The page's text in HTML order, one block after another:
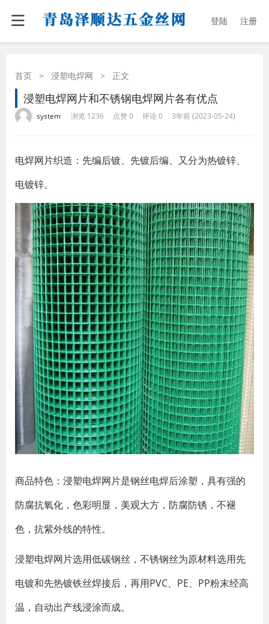
登陆 注册
首页 > 浸塑电焊网 > 正文
浸塑电焊网片和不锈钢电焊网片各有优点
system 浏览 1236 点赞 0 评论 0 3年前 (2023-05-24)
电焊网片织造：先编后镀、先镀后编、又分为热镀锌、
电镀锌。
商品特色：浸塑电焊网片是钢丝电焊后涂塑，具有强的
防腐抗氧化，色彩明显，美观大方，防腐防锈，不褪
色，抗紫外线的特性。
浸塑电焊网片选用低碳钢丝，不锈钢丝为原材料选用先
电镀和先热镀铁丝焊接后，再用PVC、PE、PP粉末经高
温，自动出产线浸涂而成。